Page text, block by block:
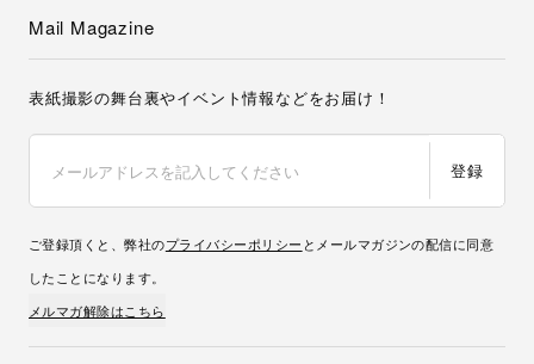
Mail Magazine
表紙撮影の舞台裏やイベント情報などをお届け！
登録
ご登録頂くと、弊社のプライバシーポリシー とメールマガジンの配信に同意
したことになります。
メルマガ解除はこちら